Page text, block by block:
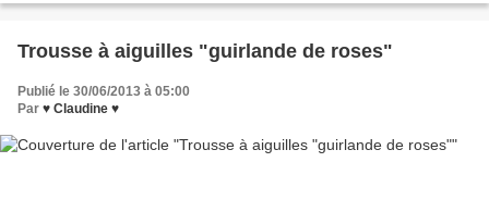
Trousse à aiguilles "guirlande de roses"
Publié le 30/06/2013 à 05:00
Par ♥ Claudine ♥